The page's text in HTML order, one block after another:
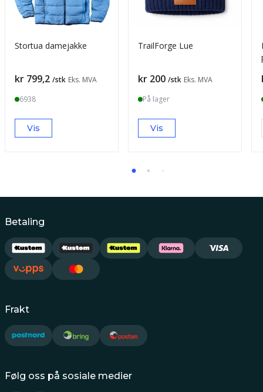
Stortua damejakke
Pris
kr 799,2 /stk Eks. MVA
6938
Vis
TrailForge Lue
Pris
kr 200 /stk Eks. MVA
På lager
Vis
Betaling
Frakt
Følg oss på sosiale medier